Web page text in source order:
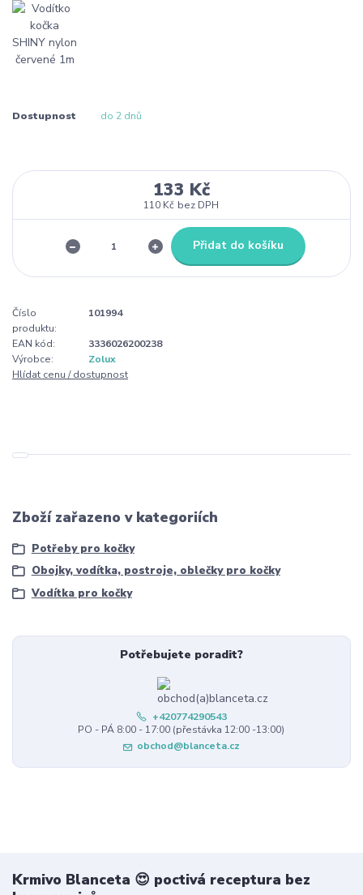
Dostupnost do 2 dnů
133 Kč
110 Kč bez DPH
Přidat do košíku
Číslo
produktu:
101994
EAN kód:
3336026200238
Výrobce:
Zolux
Hlídat cenu / dostupnost
Zboží zařazeno v kategoriích
Potřeby pro kočky
Obojky, vodítka, postroje, oblečky pro kočky
Vodítka pro kočky
Potřebujete poradit?
+420774290543
PO - PÁ 8:00 - 17:00 (přestávka 12:00 -13:00)
obchod@blanceta.cz
Krmivo Blanceta 😍 poctivá receptura bez